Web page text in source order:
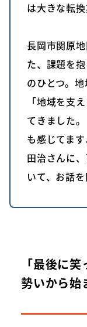
は大きな転換
長岡市関原
た、課題を
のひとつ。
「地域を支
てきました
も感じてま
田治さんに
いて、お話を
「最後に笑
勢いから始